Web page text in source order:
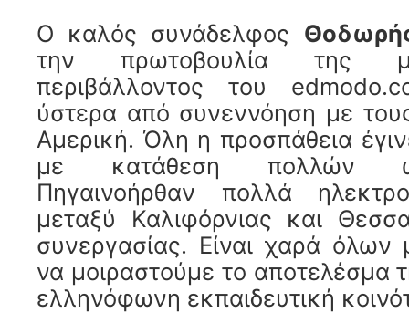
O καλός συνάδελφος
την πρωτοβουλία της
περιβάλλοντος του
ύστερα από συνεννόηση με
Αμερική. Όλη η προσπάθεια
με κατάθεση πολλών
Πηγαινοήρθαν πολλά
μεταξύ Καλιφόρνιας και
συνεργασίας. Είναι χαρά
να μοιραστούμε το αποτελέσμα
ελληνόφωνη εκπαιδευτική